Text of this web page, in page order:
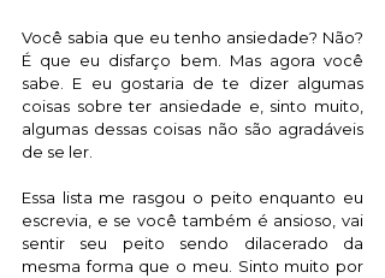
Você sabia que eu tenho ansiedade? Não?
É que eu disfarço bem. Mas agora você
sabe. E eu gostaria de te dizer algumas
coisas sobre ter ansiedade e, sinto muito,
algumas dessas coisas não são agradáveis
de se ler.
Essa lista me rasgou o peito enquanto eu
escrevia, e se você também é ansioso, vai
sentir seu peito sendo dilacerado da
mesma forma que o meu. Sinto muito por